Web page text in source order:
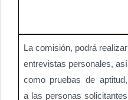
La comisión, podrá realizar
entrevistas personales, así
como pruebas de aptitud,
a las personas solicitantes